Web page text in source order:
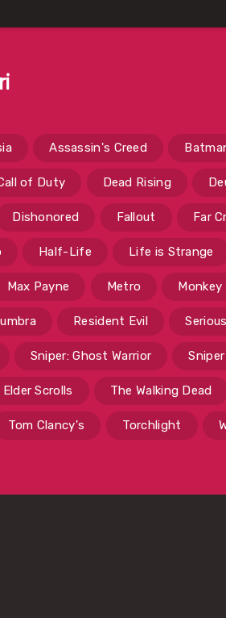
Assassin's Creed
of Duty Dead Rising
Dishonored Fallout Far
Half-Life Life is Strange
Max Payne Metro Monkey
Resident Evil
Sniper: Ghost Warrior
Scrolls The Walking Dead
Tom Clancy's Torchlight